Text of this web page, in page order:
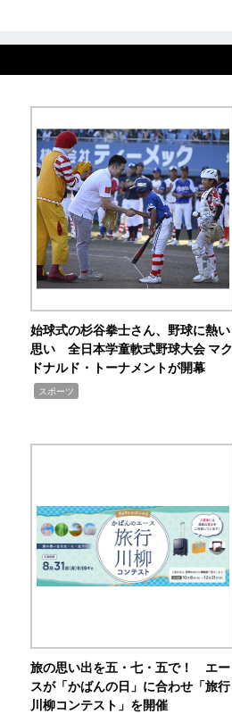
始球式の杉谷拳士さん、野球に熱い
思い 全日本学童軟式野球大会 マク
ドナルド・トーナメントが開幕
スポーツ
旅の思い出を五・七・五で！ エー
スが「かばんの日」に合わせ「旅行
川柳コンテスト」を開催